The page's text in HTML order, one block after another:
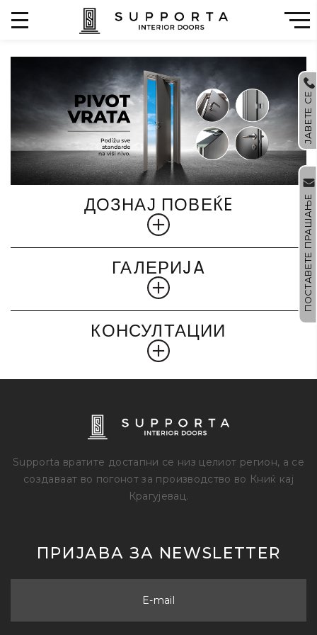
ДОЗНАЈ ПОВЕЌE
ГАЛЕРИJA
КОНСУЛТАЦИИ
ЈАВЕТЕ СЕ
ПОСТАВЕТЕ ПРАШАЊЕ
Supporta вратите достапни се низ целиот регион, а се
создаваат во погонот за производство во Книќ кај
Крагујевац.
ПРИЈАВА ЗА NEWSLETTER
E-mail